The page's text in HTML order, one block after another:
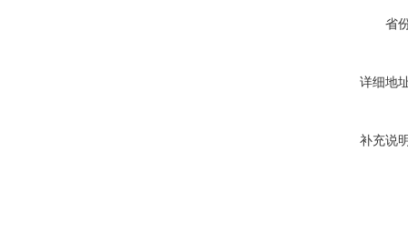
省
详细地
补充说